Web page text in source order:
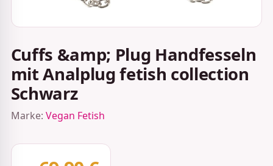
Cuffs &amp; Plug Handfesseln
mit Analplug fetish collection
Schwarz
Marke: Vegan Fetish